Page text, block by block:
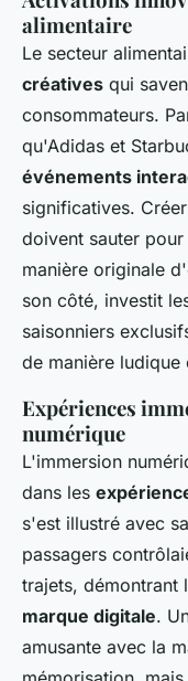
alimentaire
Le secteur
créatives qui
consommateurs.
qu'Adidas et
événements
significatives.
doivent sauter
manière originale
son côté, investit
saisonniers
de manière ludique
Expériences
numérique
L'immersion
dans les
s'est illustré avec
passagers
trajets, démontrant
marque digitale.
amusante avec la